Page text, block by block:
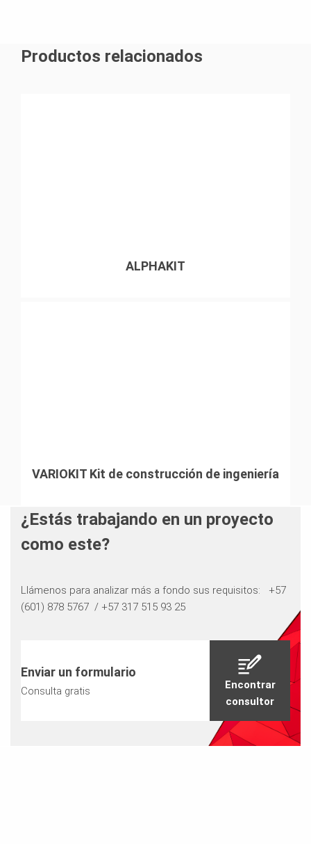
Productos relacionados
ALPHAKIT
VARIOKIT Kit de construcción de ingeniería
¿Estás trabajando en un proyecto
como este?
Llámenos para analizar más a fondo sus requisitos: ​​​​​​​ +57
(601) 878 5767 / +57 317 515 93 25
Enviar un formulario
Consulta gratis
Encontrar
consultor